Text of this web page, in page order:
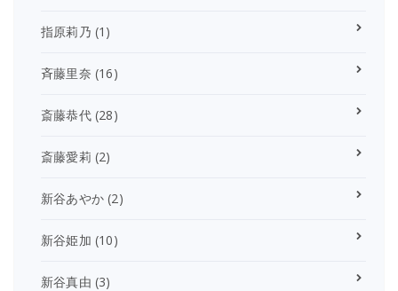
指原莉乃 (1)
斉藤里奈 (16)
斎藤恭代(28)
斎藤愛莉 (2)
新谷あやか (2)
新谷姫加 (10)
新谷真由 (3)